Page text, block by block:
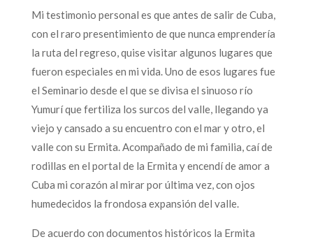
Mi testimonio personal es que antes de salir de Cuba,
con el raro presentimiento de que nunca emprendería
la ruta del regreso, quise visitar algunos lugares que
fueron especiales en mi vida. Uno de esos lugares fue
el Seminario desde el que se divisa el sinuoso río
Yumurí que fertiliza los surcos del valle, llegando ya
viejo y cansado a su encuentro con el mar y otro, el
valle con su Ermita. Acompañado de mi familia, caí de
rodillas en el portal de la Ermita y encendí de amor a
Cuba mi corazón al mirar por última vez, con ojos
humedecidos la frondosa expansión del valle.
De acuerdo con documentos históricos la Ermita